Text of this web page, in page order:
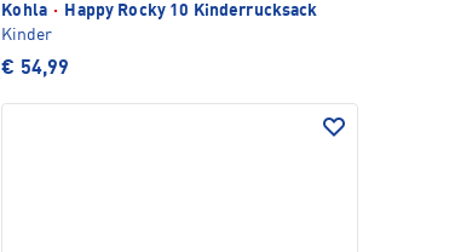
Kohla ·
Happy Rocky 10 Kinderrucksack
Kinder
€ 54,99